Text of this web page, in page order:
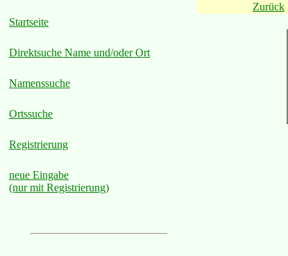
Startseite
Direktsuche Name und/oder Ort
Namenssuche
Ortssuche
Registrierung
neue Eingabe
(nur mit Registrierung)
Zurück